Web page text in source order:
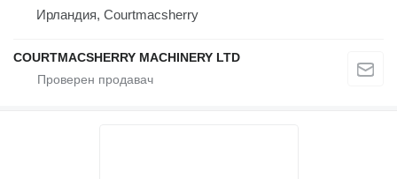
Ирландия, Courtmacsherry
COURTMACSHERRY MACHINERY LTD